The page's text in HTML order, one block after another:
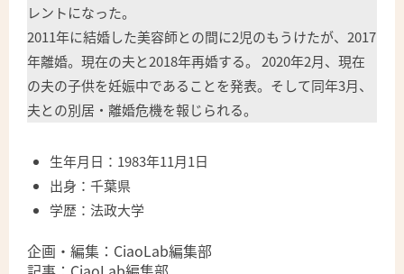
レントになった。
2011年に結婚した美容師との間に2児のもうけたが、2017
年離婚。現在の夫と2018年再婚する。 2020年2月、現在
の夫の子供を妊娠中であることを発表。そして同年3月、
夫との別居・離婚危機を報じられる。
生年月日：1983年11月1日
出身：千葉県
学歴：法政大学
企画・編集：CiaoLab編集部